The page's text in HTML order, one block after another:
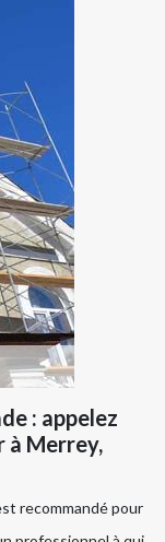
: appelez
à Merrey,
recommandé pour